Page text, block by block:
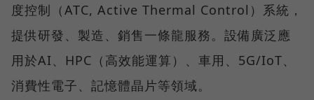
度控制（ATC, Active Thermal Control）系統，
提供研發、製造、銷售一條龍服務。設備廣泛應
用於AI、HPC（高效能運算）、車用、5G/IoT、
消費性電子、記憶體晶片等領域。